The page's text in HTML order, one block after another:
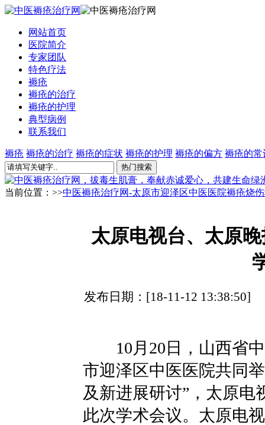
网站首页
医院简介
专家团队
特色疗法
褥疮
褥疮的治疗
褥疮的护理
典型病例
联系我们
褥疮 褥疮的治疗 褥疮的症状 褥疮的护理 褥疮的偏方 褥疮的常
当前位置：>>中医褥疮治疗网-太原市迎泽区中医医院褥疮烧
太原电视台、太原
发布日期：[18-11-12
10月20日，山西省中
市迎泽区中医医院共同
及新进展研讨”，太原电
此次学术会议。太原电